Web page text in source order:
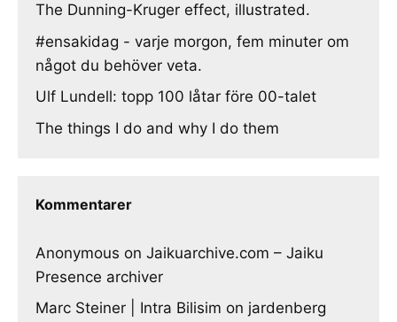
The Dunning-Kruger effect, illustrated.
#ensakidag - varje morgon, fem minuter om
något du behöver veta.
Ulf Lundell: topp 100 låtar före 00-talet
The things I do and why I do them
Kommentarer
Anonymous on Jaikuarchive.com – Jaiku
Presence archiver
Marc Steiner | Intra Bilisim on jardenberg